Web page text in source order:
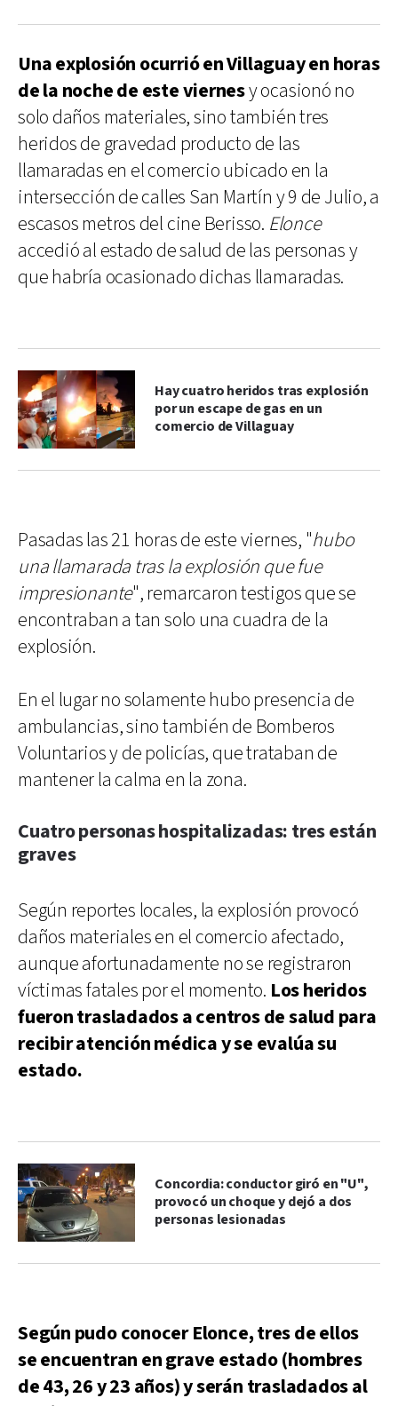
Una explosión ocurrió en Villaguay en horas
de la noche de este viernesy ocasionó no
solo daños materiales, sino también tres
heridos de gravedad producto de las
llamaradas en el comercio ubicado en la
intersección de calles San Martín y 9 de Julio, a
escasos metros del cine Berisso. Elonce
accedió al estado de salud de las personas y
que habría ocasionado dichas llamaradas.
Hay cuatro heridos tras explosión
por un escape de gas en un
comercio de Villaguay
Pasadas las 21 horas de este viernes, "hubo
una llamarada tras la explosión que fue
impresionante", remarcaron testigos que se
encontraban a tan solo una cuadra de la
explosión.
En el lugar no solamente hubo presencia de
ambulancias, sino también de Bomberos
Voluntarios y de policías, que trataban de
mantener la calma en la zona.
Cuatro personas hospitalizadas: tres están
graves
Según reportes locales, la explosión provocó
daños materiales en el comercio afectado,
aunque afortunadamente no se registraron
víctimas fatales por el momento. Los heridos
fueron trasladados a centros de salud para
recibir atención médica y se evalúa su
estado.
Concordia: conductor giró en "U",
provocó un choque y dejó a dos
personas lesionadas
Según pudo conocer Elonce, tres de ellos
se encuentran en grave estado (hombres
de 43, 26 y 23 años) y serán trasladados al